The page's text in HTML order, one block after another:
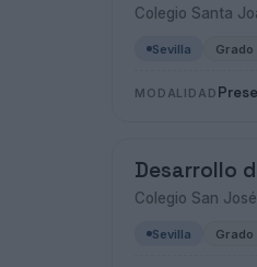
Colegio Santa
Sevilla Grado
MODALIDAD
Desarrollo
Colegio San
Sevilla Grado